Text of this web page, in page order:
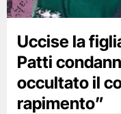
Uccise la
Patti
occultato il
rapimento”